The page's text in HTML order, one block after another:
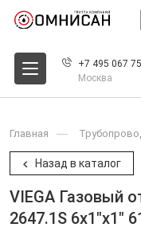
+7 495 067
Москва
Главная
Назад в каталог
VIEGA Газовый
2647.1S 6x1"x1"